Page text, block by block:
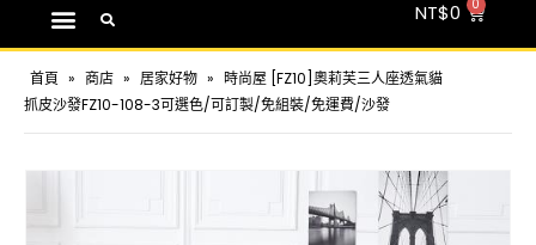
NT$0
首頁 » 商店 » 居家好物 » 時尚屋 [FZ10]奧莉芙三人座透氣貓
抓皮沙發FZ10-108-3可選色/可訂製/免組裝/免運費/沙發